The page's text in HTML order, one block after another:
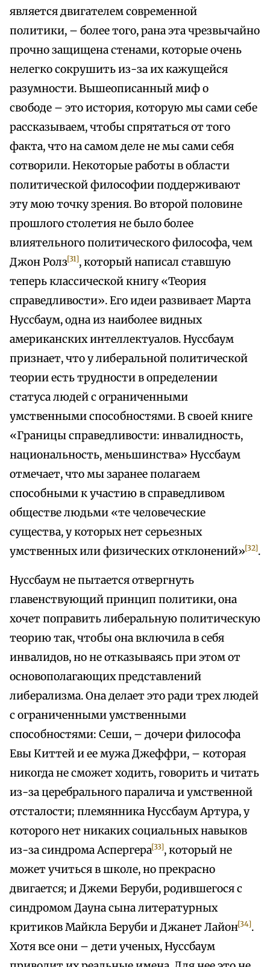
является двигателем современной
политики, – более того, рана эта чрезвычайно
прочно защищена стенами, которые очень
нелегко сокрушить из-за их кажущейся
разумности. Вышеописанный миф о
свободе – это история, которую мы сами себе
рассказываем, чтобы спрятаться от того
факта, что на самом деле не мы сами себя
сотворили. Некоторые работы в области
политической философии поддерживают
эту мою точку зрения. Во второй половине
прошлого столетия не было более
влиятельного политического философа, чем
Джон Ролз[31], который написал ставшую
теперь классической книгу «Теория
справедливости». Его идеи развивает Марта
Нуссбаум, одна из наиболее видных
американских интеллектуалов. Нуссбаум
признает, что у либеральной политической
теории есть трудности в определении
статуса людей с ограниченными
умственными способностями. В своей книге
«Границы справедливости: инвалидность,
национальность, меньшинства» Нуссбаум
отмечает, что мы заранее полагаем
способными к участию в справедливом
обществе людьми «те человеческие
существа, у которых нет серьезных
умственных или физических отклонений»[32].
Нуссбаум не пытается отвергнуть
главенствующий принцип политики, она
хочет поправить либеральную политическую
теорию так, чтобы она включила в себя
инвалидов, но не отказываясь при этом от
основополагающих представлений
либерализма. Она делает это ради трех людей
с ограниченными умственными
способностями: Сеши, – дочери философа
Евы Киттей и ее мужа Джеффри, – которая
никогда не сможет ходить, говорить и читать
из-за церебрального паралича и умственной
отсталости; племянника Нуссбаум Артура, у
которого нет никаких социальных навыков
из-за синдрома Аспергера[33], который не
может учиться в школе, но прекрасно
двигается; и Джеми Беруби, родившегося с
синдромом Дауна сына литературных
критиков Майкла Беруби и Джанет Лайон[34].
Хотя все они – дети ученых, Нуссбаум